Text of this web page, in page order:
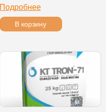
Подробнее
В корзину